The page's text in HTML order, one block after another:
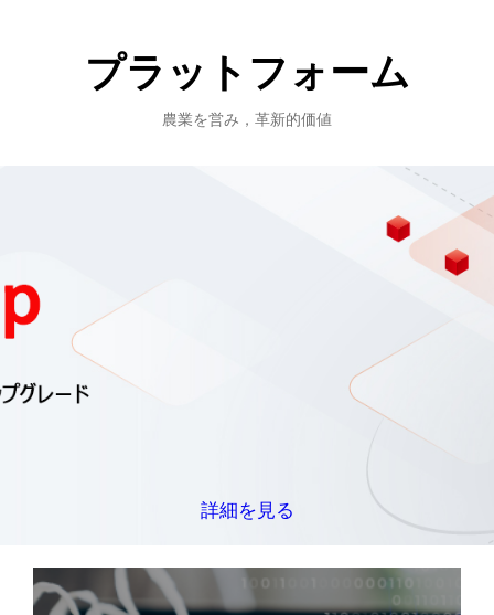
プラットフォーム
農業を営み，革新的価値
詳細を見る